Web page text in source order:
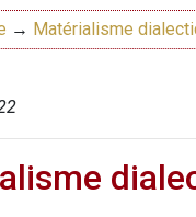
→ Matérialisme